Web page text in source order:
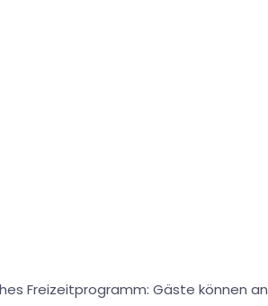
Freizeitprogramm: Gäste können an